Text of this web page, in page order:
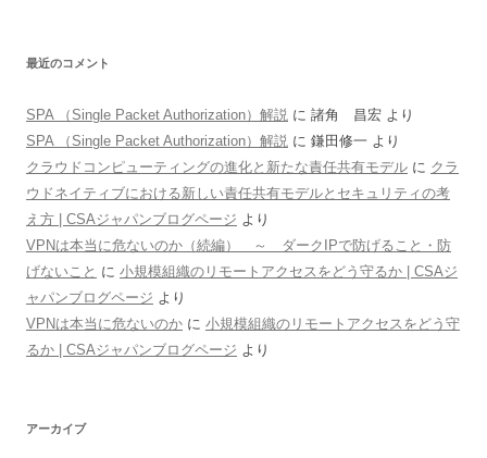
最近のコメント
SPA （Single Packet Authorization）解説 に 諸角 昌宏 より
SPA （Single Packet Authorization）解説 に 鎌田修一 より
クラウドコンピューティングの進化と新たな責任共有モデル に クラ
ウドネイティブにおける新しい責任共有モデルとセキュリティの考
え方 | CSAジャパンブログページ より
VPNは本当に危ないのか（続編） ～ ダークIPで防げること・防
げないこと に 小規模組織のリモートアクセスをどう守るか | CSAジ
ャパンブログページ より
VPNは本当に危ないのか に 小規模組織のリモートアクセスをどう守
るか | CSAジャパンブログページ より
アーカイブ